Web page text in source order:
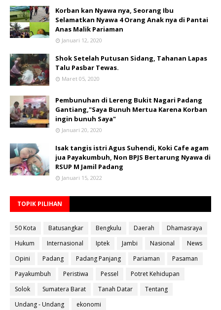
Korban kan Nyawa nya, Seorang Ibu
Selamatkan Nyawa 4 Orang Anak nya di Pantai
Anas Malik Pariaman
Januari 12, 2020
Shok Setelah Putusan Sidang, Tahanan Lapas
Talu Pasbar Tewas.
Maret 05, 2020
Pembunuhan di Lereng Bukit Nagari Padang
Gantiang,"Saya Bunuh Mertua Karena Korban
ingin bunuh Saya"
Januari 20, 2020
Isak tangis istri Agus Suhendi, Koki Cafe agam
jua Payakumbuh, Non BPJS Bertarung Nyawa di
RSUP M Jamil Padang
Januari 15, 2022
TOPIK PILIHAN
50 Kota Batusangkar Bengkulu Daerah
Dhamasraya
Hukum
Internasional Iptek Jambi Nasional
News
Opini
Padang Padang Panjang Pariaman
Pasaman
Payakumbuh
Peristiwa Pessel
Potret Kehidupan
Solok
Sumatera Barat Tanah Datar
Tentang
Undang - Undang
ekonomi